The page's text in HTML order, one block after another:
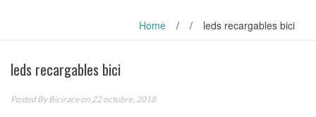
Home / / leds recargables bici
leds recargables bici
Posted ByBiciraceon 22 octubre, 2018